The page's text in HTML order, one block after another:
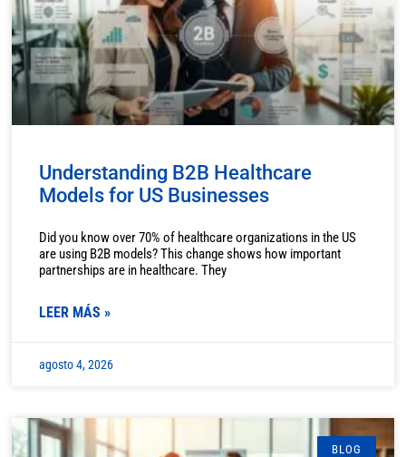
Understanding B2B Healthcare
Models for US Businesses
Did you know over 70% of healthcare organizations in the US
are using B2B models? This change shows how important
partnerships are in healthcare. They
LEER MÁS »
agosto 4, 2026
BLOG